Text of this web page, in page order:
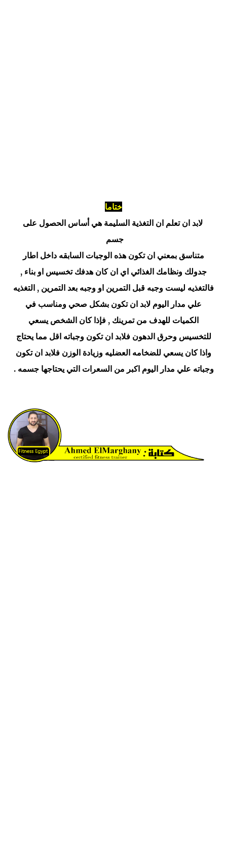
ختاما
لابد ان تعلم ان التغذية السليمة هي أساس الحصول على
جسم
متناسق بمعني ان تكون هذه الوجبات السابقه داخل اطار
جدولك ونظامك الغذائي اي ان كان هدفك تخسيس او بناء ,
فالتغذيه ليست وجبه قبل التمرين او وجبه بعد التمرين , التغذيه
علي مدار اليوم لابد ان تكون بشكل صحي ومناسب في
الكميات للهدف من تمرينك , فإذا كان الشخص يسعي
للتخسيس وحرق الدهون فلابد ان تكون وجباته اقل مما يحتاج
واذا كان يسعي للضخامه العضليه وزيادة الوزن فلابد ان تكون
وجباته علي مدار اليوم اكبر من السعرات التي يحتاجها جسمه .